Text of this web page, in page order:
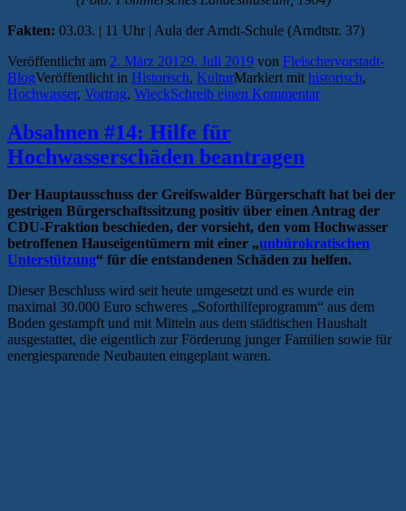
Fakten: 03.03. | 11 Uhr | Aula der Arndt-Schule (Arndtstr. 37)
Veröffentlicht am 2. März 20129. Juli 2019 von Fleischervorstadt-
BlogVeröffentlicht in Historisch, KulturMarkiert mit historisch,
Hochwasser, Vortrag, WieckSchreib einen Kommentar
Absahnen #14: Hilfe für
Hochwasserschäden beantragen
Der Hauptausschuss der Greifswalder Bürgerschaft hat bei der
gestrigen Bürgerschaftssitzung positiv über einen Antrag der
CDU-Fraktion beschieden, der vorsieht, den vom Hochwasser
betroffenen Hauseigentümern mit einer „unbürokratischen
Unterstützung“ für die entstandenen Schäden zu helfen.
Dieser Beschluss wird seit heute umgesetzt und es wurde ein
maximal 30.000 Euro schweres „Soforthilfeprogramm“ aus dem
Boden gestampft und mit Mitteln aus dem städtischen Haushalt
ausgestattet, die eigentlich zur Förderung junger Familien sowie für
energiesparende Neubauten eingeplant waren.